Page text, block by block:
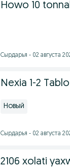
Howo 10
Cырдарья - 02 августа
Nexia 1-2
Новый
Cырдарья - 02 августа
2106 xolati